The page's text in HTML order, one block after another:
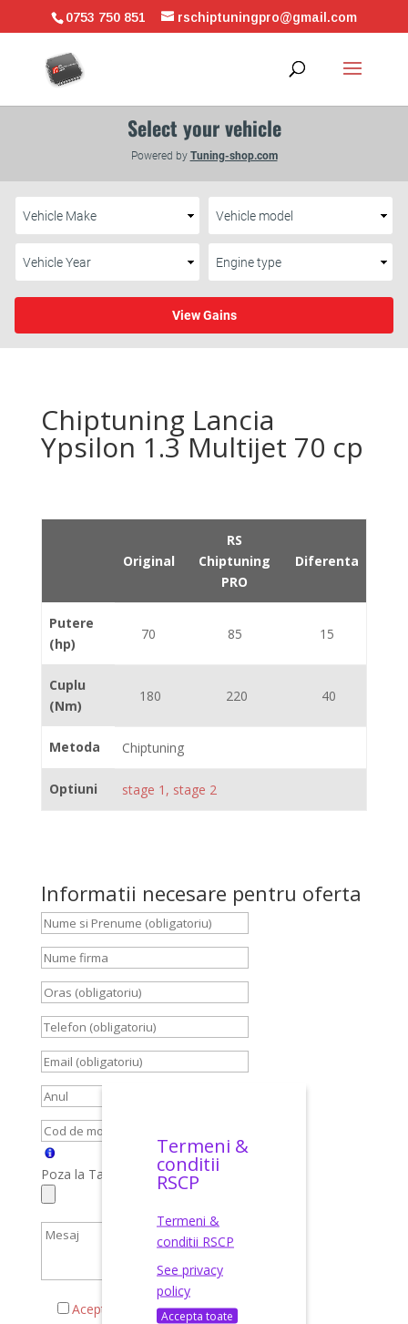
0753 750 851 rschiptuningpro@gmail.com
Chiptuning Lancia
Ypsilon 1.3 Multijet 70 cp
Original
RS
Chiptuning
PRO
Diferenta
Putere
(hp)
70 85 15
Cuplu
(Nm)
180 220 40
Metoda Chiptuning
Optiuni stage 1, stage 2
Informatii necesare pentru oferta
Poza la Talon, Carte Identitate, Brief
Acepta termenii si conditiile
Termeni &
conditii
RSCP
Termeni &
conditii RSCP
See privacy
policy
Accepta toate